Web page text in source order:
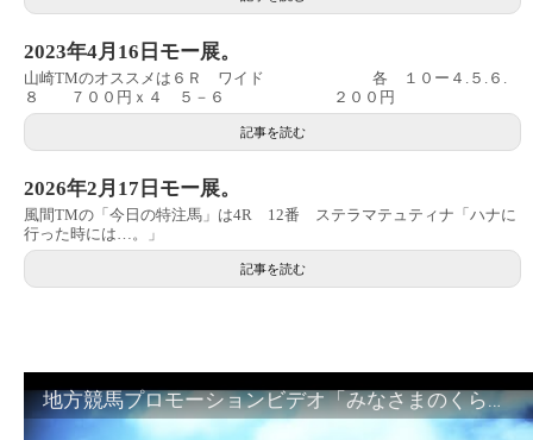
2023年4月16日モー展。
山崎TMのオススメは６Ｒ ワイド 各 １０ー４.５.６.
８ ７００円ｘ４ ５－６ ２００円
記事を読む
2026年2月17日モー展。
風間TMの「今日の特注馬」は4R 12番 ステラマテュティナ「ハナに
行った時には…。」
記事を読む
地方競馬プロモーションビデオ「みなさまのくらしのために」30秒篇｜NAR公式